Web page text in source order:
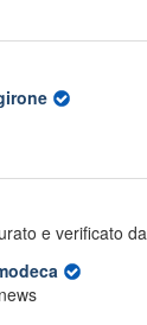
e verificato da